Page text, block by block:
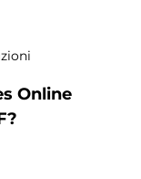
Online